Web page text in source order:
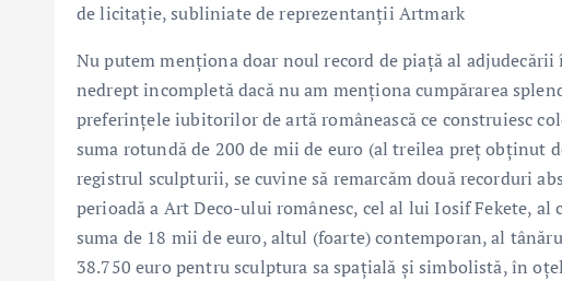
de licitație, subliniate de reprezentanții Artmark
Nu putem menționa doar noul record de piață al adjudecării
nedrept incompletă dacă nu am menționa cumpărarea
preferințele iubitorilor de artă românească ce construiesc
suma rotundă de 200 de mii de euro (al treilea preț
registrul sculpturii, se cuvine să remarcăm două recorduri
perioadă a Art Deco-ului românesc, cel al lui Iosif Fekete,
suma de 18 mii de euro, altul (foarte) contemporan, al
38.750 euro pentru sculptura sa spațială și simbolistă, în